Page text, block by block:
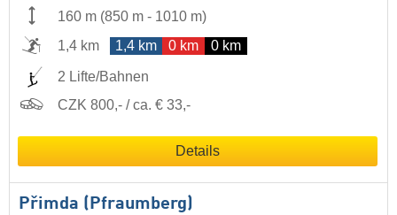
160 m (850 m - 1010 m)
1,4 km
1,4 km 0 km 0 km
2 Lifte/Bahnen
CZK 800,- / ca. € 33,-
Details
Přimda (Pfraumberg)